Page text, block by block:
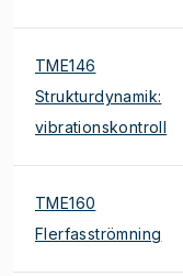
TME146
Strukturdynamik:
vibrationskontroll
TME160
Flerfasströmning